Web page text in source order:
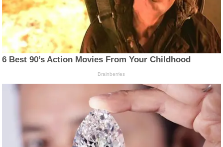
6 Best 90’s Action Movies From Your Childhood
Brainberries